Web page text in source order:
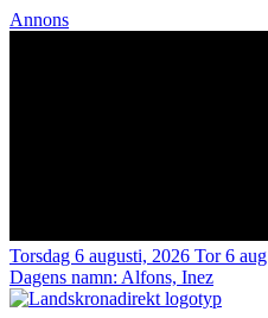
Annons
Torsdag 6 augusti, 2026 Tor 6 aug
Dagens namn: Alfons, Inez